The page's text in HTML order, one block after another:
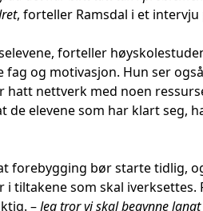
, forteller Ramsdal i et intervju
forteller
fag og motivasjon. Hun ser
hatt nettverk med noen
de elevene som har klart seg,
forebygging bør starte tidlig,
i tiltakene som skal
–Jeg tror vi skal begynne